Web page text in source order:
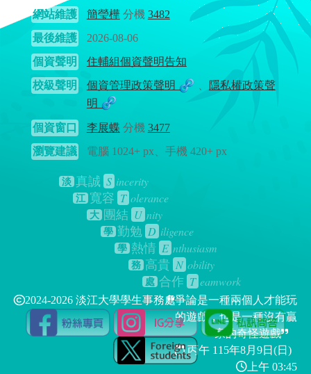
網站維護
簡瑩樺分機 3482
最後維護
2026-08-06
個資聲明
住輔組個資聲明告知
校級聲明
個資管理政策聲明 、
隱私權政策聲
明
個資窗口 李展蝶 分機 3477
瀏覽建議
電腦 1024+ px、手機 420+ px
淡 真誠 S incerity
江 寬容 T olerance
大 團結 U nity
學 勤勉 D iligence
學 熱情 E nthusiasm
務 高貴 N obility
處 合作 T eamwork
2024-2026 淡江大學學生事務處爭論是一種兩個人才能玩
的遊戲，也是一種沒有贏
家的奇怪遊戲
丙午 115年8月9日(日)
上午 03:45